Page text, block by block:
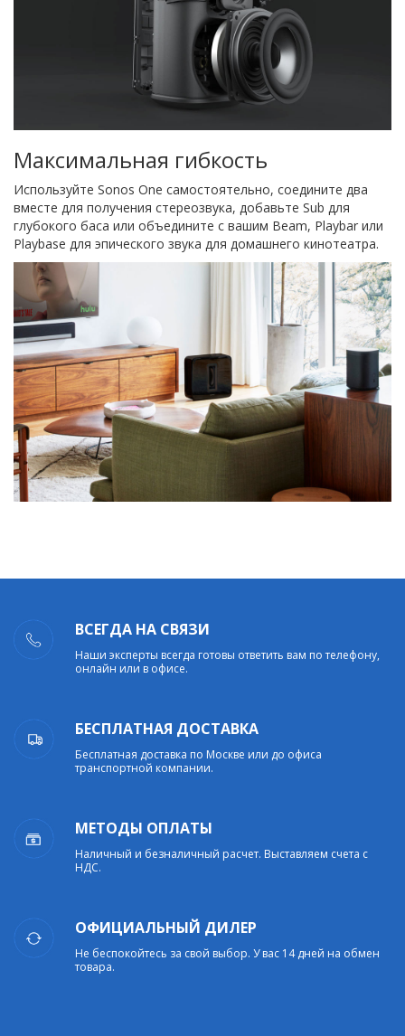
Максимальная гибкость
Используйте Sonos One самостоятельно, соедините два
вместе для получения стереозвука, добавьте Sub для
глубокого баса или объедините с вашим Beam, Playbar или
Playbase для эпического звука для домашнего кинотеатра.
ВСЕГДА НА СВЯЗИ
Наши эксперты всегда готовы ответить вам по телефону,
онлайн или в офисе.
БЕСПЛАТНАЯ ДОСТАВКА
Бесплатная доставка по Москве или до офиса
транспортной компании.
МЕТОДЫ ОПЛАТЫ
Наличный и безналичный расчет. Выставляем счета с
НДС.
ОФИЦИАЛЬНЫЙ ДИЛЕР
Не беспокойтесь за свой выбор. У вас 14 дней на обмен
товара.